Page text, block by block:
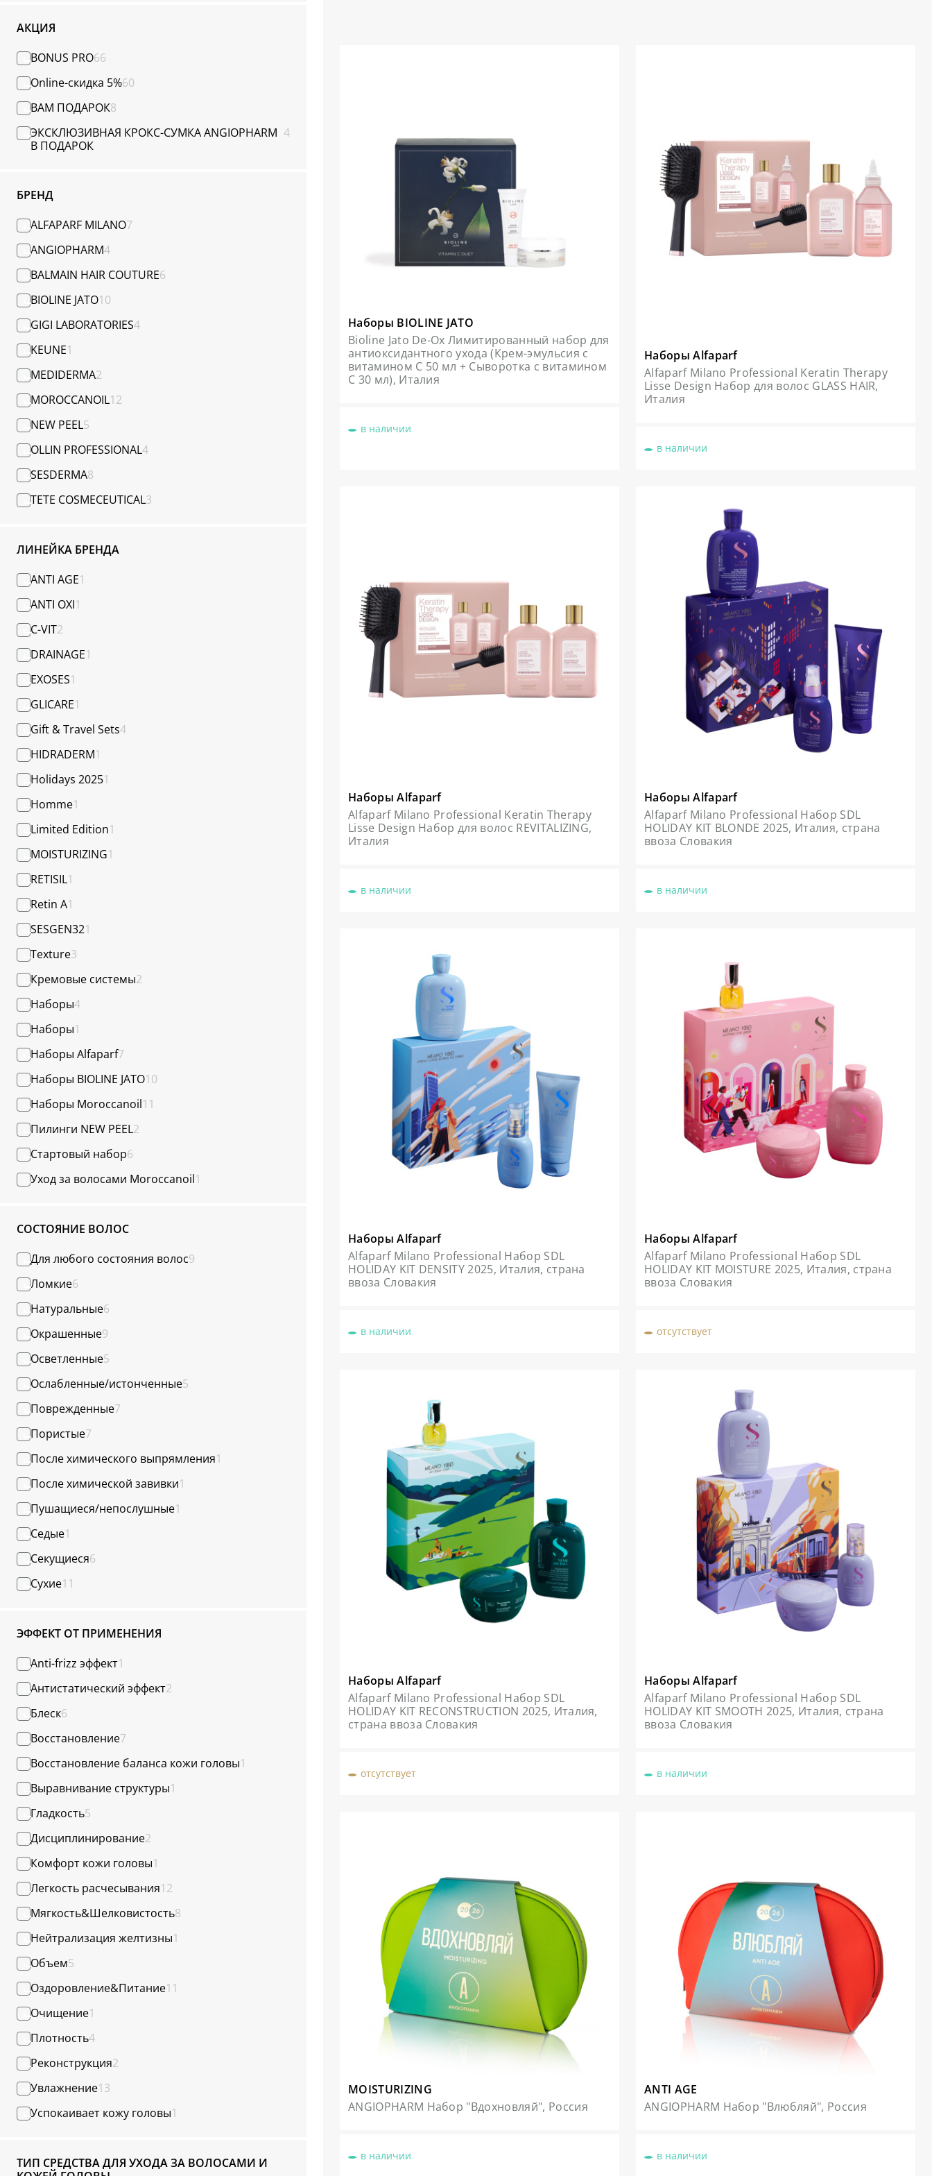
АКЦИЯ
BONUS PRO66
Online-скидка 5%60
ВАМ ПОДАРОК8
ЭКСКЛЮЗИВНАЯ КРОКС-СУМКА ANGIOPHARM
В ПОДАРОК
4
БРЕНД
ALFAPARF MILANO7
ANGIOPHARM4
BALMAIN HAIR COUTURE6
BIOLINE JATO10
GIGI LABORATORIES4
KEUNE1
MEDIDERMA2
MOROCCANOIL12
NEW PEEL5
OLLIN PROFESSIONAL4
SESDERMA8
TETE COSMECEUTICAL3
ЛИНЕЙКА БРЕНДА
ANTI AGE1
ANTI OXI1
C-VIT2
DRAINAGE1
EXOSES1
GLICARE1
Gift & Travel Sets4
HIDRADERM1
Holidays 20251
Homme1
Limited Edition1
MOISTURIZING1
RETISIL1
Retin A1
SESGEN321
Texture3
Кремовые системы2
Наборы4
Наборы1
Наборы Alfaparf7
Наборы BIOLINE JATO10
Наборы Moroccanoil11
Пилинги NEW PEEL2
Стартовый набор6
Уход за волосами Moroccanoil1
СОСТОЯНИЕ ВОЛОС
Для любого состояния волос9
Ломкие6
Натуральные6
Окрашенные9
Осветленные5
Ослабленные/истонченные5
Поврежденные7
Пористые7
После химического выпрямления1
После химической завивки1
Пушащиеся/непослушные1
Седые1
Секущиеся6
Сухие11
ЭФФЕКТ ОТ ПРИМЕНЕНИЯ
Anti-frizz эффект1
Антистатический эффект2
Блеск6
Восстановление7
Восстановление баланса кожи головы1
Выравнивание структуры1
Гладкость5
Дисциплинирование2
Комфорт кожи головы1
Легкость расчесывания12
Мягкость&Шелковистость8
Нейтрализация желтизны1
Объем5
Оздоровление&Питание11
Очищение1
Плотность4
Реконструкция2
Увлажнение13
Успокаивает кожу головы1
ТИП СРЕДСТВА ДЛЯ УХОДА ЗА ВОЛОСАМИ И
Наборы BIOLINE JATO
Bioline Jato De-Ox Лимитированный набор для
антиоксидантного ухода (Крем-эмульсия с
витамином С 50 мл + Сыворотка с витамином
С 30 мл), Италия
в наличии
Наборы Alfaparf
Alfaparf Milano Professional Keratin Therapy
Lisse Design Набор для волос GLASS HAIR,
Италия
в наличии
Наборы Alfaparf
Alfaparf Milano Professional Keratin Therapy
Lisse Design Набор для волос REVITALIZING,
Италия
в наличии
Наборы Alfaparf
Alfaparf Milano Professional Набор SDL
HOLIDAY KIT BLONDE 2025, Италия, страна
ввоза Словакия
в наличии
Наборы Alfaparf
Alfaparf Milano Professional Набор SDL
HOLIDAY KIT DENSITY 2025, Италия, страна
ввоза Словакия
в наличии
Наборы Alfaparf
Alfaparf Milano Professional Набор SDL
HOLIDAY KIT MOISTURE 2025, Италия, страна
ввоза Словакия
отсутствует
Наборы Alfaparf
Alfaparf Milano Professional Набор SDL
HOLIDAY KIT RECONSTRUCTION 2025, Италия,
страна ввоза Словакия
отсутствует
Наборы Alfaparf
Alfaparf Milano Professional Набор SDL
HOLIDAY KIT SMOOTH 2025, Италия, страна
ввоза Словакия
в наличии
MOISTURIZING
ANGIOPHARM Набор "Вдохновляй", Россия
в наличии
ANTI AGE
ANGIOPHARM Набор "Влюбляй", Россия
в наличии